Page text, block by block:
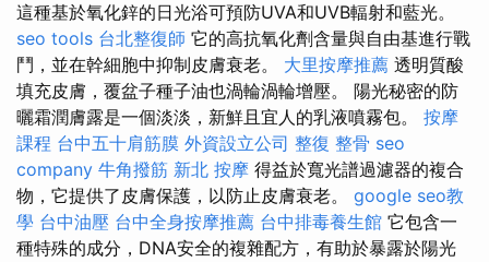
這種基於氧化鋅的日光浴可預防UVA和UVB輻射和藍光。
seo tools 台北整復師 它的高抗氧化劑含量與自由基進行戰
鬥，並在幹細胞中抑制皮膚衰老。 大里按摩推薦 透明質酸
填充皮膚，覆盆子種子油也渦輪渦輪增壓。 陽光秘密的防
曬霜潤膚露是一個淡淡，新鮮且宜人的乳液噴霧包。 按摩
課程 台中五十肩筋膜 外資設立公司 整復 整骨 seo
company 牛角撥筋 新北 按摩 得益於寬光譜過濾器的複合
物，它提供了皮膚保護，以防止皮膚衰老。 google seo教
學 台中油壓 台中全身按摩推薦 台中排毒養生館 它包含一
種特殊的成分，DNA安全的複雜配方，有助於暴露於陽光